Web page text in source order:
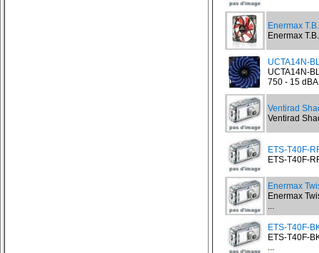
Enermax
Enermax
UCTA14N-
UCTA14N-
750 - 15
Ventirad
Ventirad
ETS-T40F-
ETS-T40F-
Enermax
Enermax
...
ETS-T40F-
ETS-T40F-
...